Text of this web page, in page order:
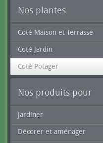
Nos plantes
Coté Maison et Terrasse
Coté Jardin
Coté Potager
Nos produits pour
Jardiner
Décorer et aménager